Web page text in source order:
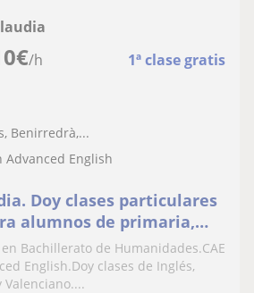
€/h 1ª clase gratis
Benirredrà,...
Advanced English
Doy clases particulares
alumnos de primaria,
Bachillerato de Humanidades.CAE
English.Doy clases de Inglés,
Valenciano....